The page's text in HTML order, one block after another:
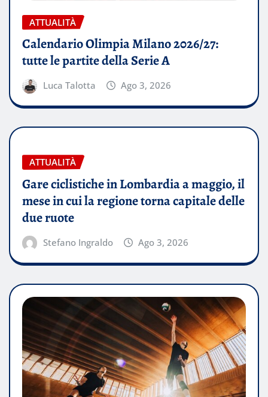
ATTUALITÀ
Calendario Olimpia Milano 2026/27:
tutte le partite della Serie A
Luca Talotta Ago 3, 2026
ATTUALITÀ
Gare ciclistiche in Lombardia a maggio, il
mese in cui la regione torna capitale delle
due ruote
Stefano Ingraldo Ago 3, 2026